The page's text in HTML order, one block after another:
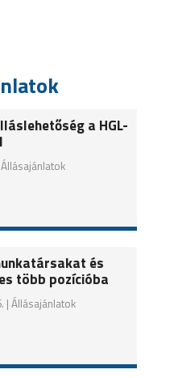
a HGL-
Állásajánlatok
és
több pozícióba
| Állásajánlatok